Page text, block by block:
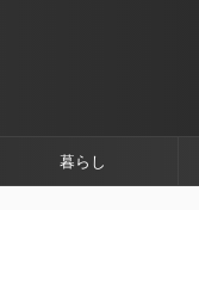
暮らし